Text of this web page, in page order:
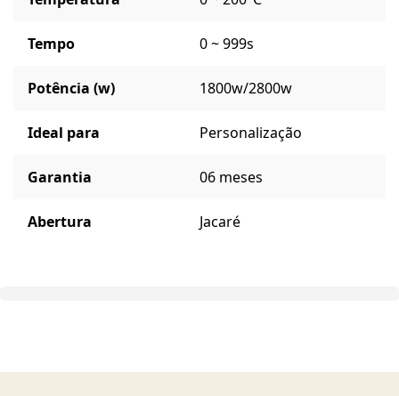
Tempo 0 ~ 999s
Potência (w) 1800w/2800w
Ideal para Personalização
Garantia 06 meses
Abertura Jacaré